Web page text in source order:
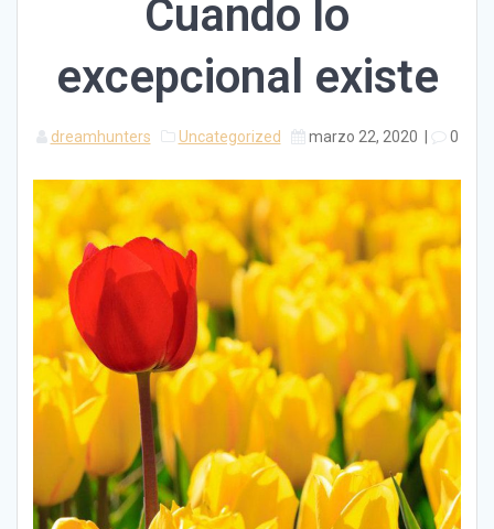
Cuando lo
excepcional existe
dreamhunters Uncategorized marzo 22, 2020 0